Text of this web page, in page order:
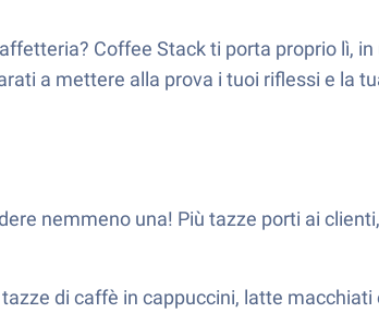
Coffee Stack ti porta proprio lì,
a mettere alla prova i tuoi riflessi e la
nemmeno una! Più tazze porti ai
di caffè in cappuccini, latte